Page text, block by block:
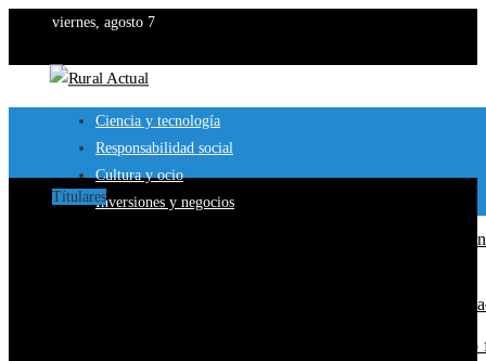
viernes, agosto 7
Ciencia y tecnología
Responsabilidad social
Cultura y ocio
Inversiones y negocios
Títulares
Los 10 animales con sentidos que garantizan su
Cómo 15 fórmulas matemáticas revolucionaron el mundo
Los festivales de música históricos que aún atraen público